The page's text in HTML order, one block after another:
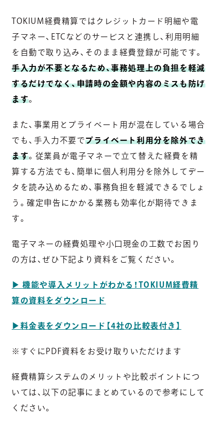
TOKIUM経費精算ではクレジットカード明細や電
子マネー、ETCなどのサービスと連携し、利用明細
を自動で取り込み、そのまま経費登録が可能です。
手入力が不要となるため、事務処理上の負担を軽減
するだけでなく、申請時の金額や内容のミスも防げ
ます。
また、事業用とプライベート用が混在している場合
でも、手入力不要でプライベート利用分を除外でき
ます。従業員が電子マネーで立て替えた経費を精
算する方法でも、簡単に個人利用分を除外してデー
タを読み込めるため、事務負担を軽減できるでしょ
う。確定申告にかかる業務も効率化が期待できま
す。
電子マネーの経費処理や小口現金の工数でお困り
の方は、ぜひ下記より資料をご覧ください。
▶︎ 機能や導入メリットがわかる！TOKIUM経費精
算の資料をダウンロード
▶︎料金表をダウンロード【4社の比較表付き】
※すぐにPDF資料をお受け取りいただけます
経費精算システムのメリットや比較ポイントにつ
いては、以下の記事にまとめているので参考にして
ください。